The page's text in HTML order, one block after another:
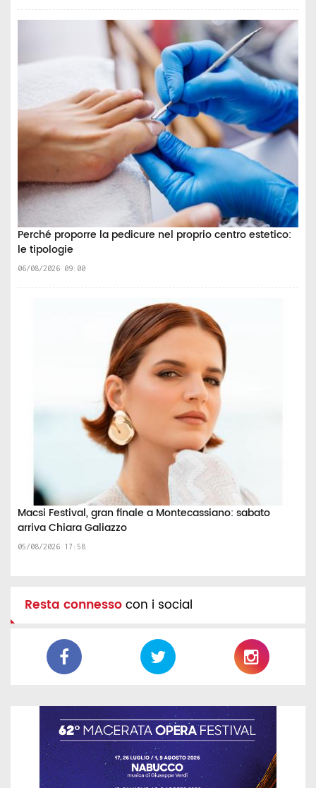
Perché proporre la pedicure nel proprio centro estetico:
le tipologie
06/08/2026 09:00
Macsi Festival, gran finale a Montecassiano: sabato
arriva Chiara Galiazzo
05/08/2026 17:58
Resta connessocon i social